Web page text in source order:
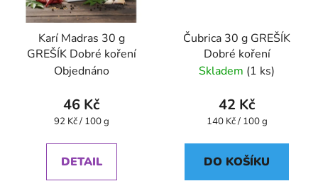
Karí Madras 30 g
GREŠÍK Dobré koření
Objednáno
46 Kč
Měrná
92 Kč / 100 g
DETAIL
Čubrica 30 g GREŠÍK
Dobré koření
Skladem (1 ks)
42 Kč
Měrná
140 Kč / 100 g
DO KOŠÍKU